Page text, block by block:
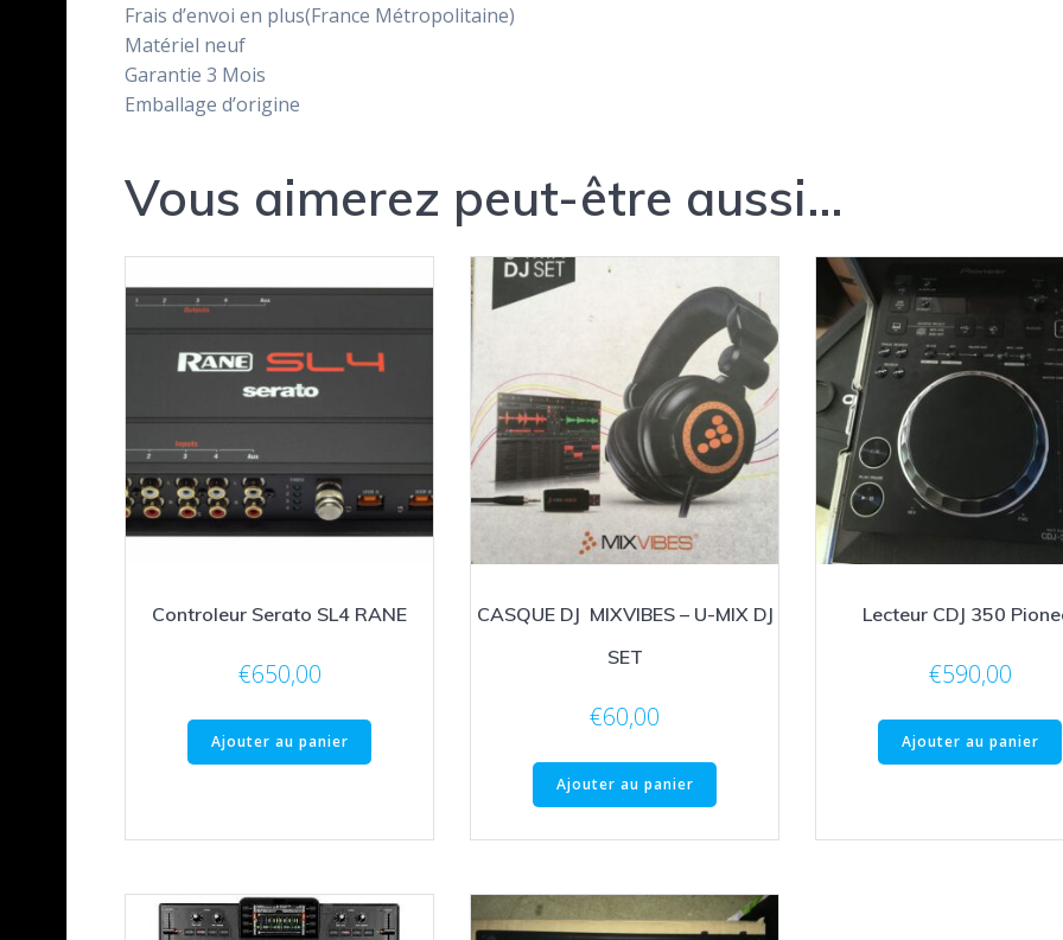
Frais d’envoi en plus(France Métropolitaine)
Matériel neuf
Garantie 3 Mois
Emballage d’origine
Vous aimerez peut-être aussi…
Controleur Serato SL4 RANE
€650,00
Ajouter au panier
CASQUE DJ MIXVIBES – U-MIX DJ
SET
€60,00
Ajouter au panier
Lecteur CDJ 350
€590,00
Ajouter au panier